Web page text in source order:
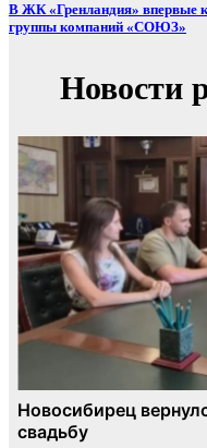
В ЖК «Гренландия» впервые
группы компаний «СОЮЗ»